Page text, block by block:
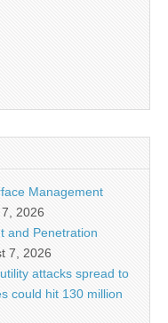
Management
2026
and Penetration
7, 2026
attacks spread to
could hit 130 million